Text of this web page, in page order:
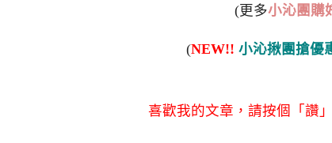
(更多小沁團購
(NEW!! 小沁揪團搶優
喜歡我的文章，請按個「讚